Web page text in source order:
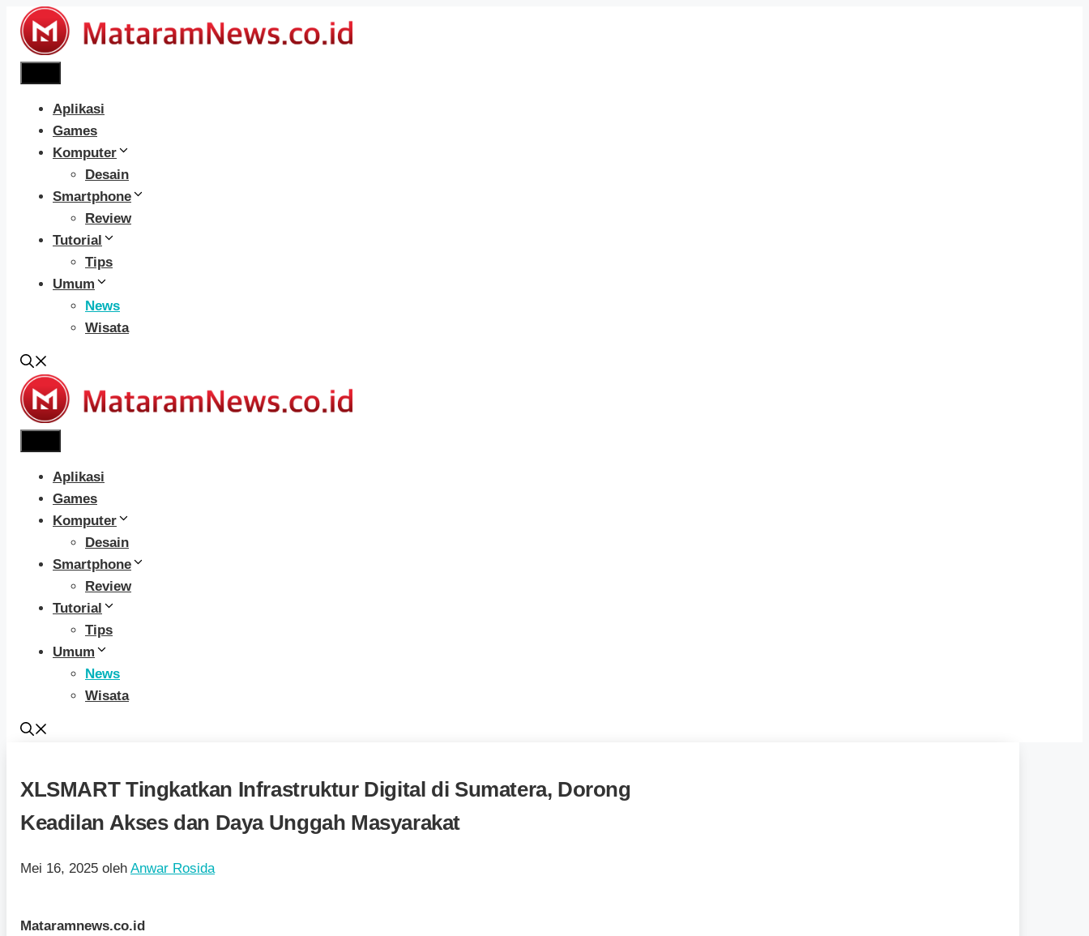
Langsung
Aplikasi
Games
Komputer
Desain
Smartphone
Review
Tutorial
Tips
Umum
News
Wisata
Aplikasi
Games
Komputer
Desain
Smartphone
Review
Tutorial
Tips
Umum
News
Wisata
XLSMART Tingkatkan Infrastruktur Digital di Sumatera, Dorong
Keadilan Akses dan Daya Unggah Masyarakat
Mei 16, 2025 oleh Anwar Rosida
Mataramnews.co.id